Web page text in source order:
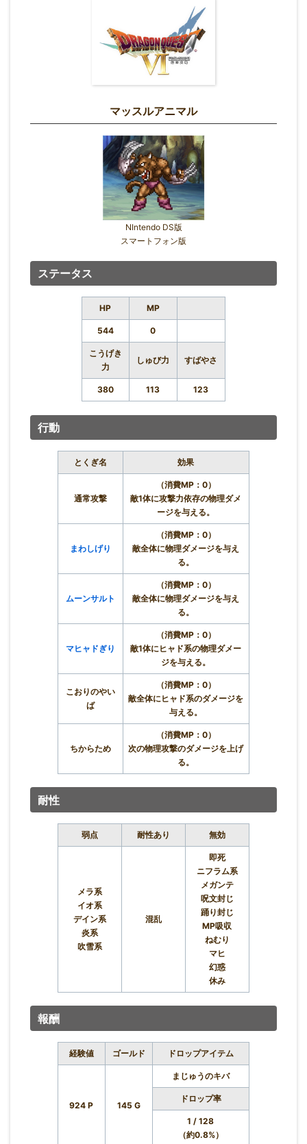
マッスルアニマル
NIntendo DS版
スマートフォン版
ステータス
HP MP
544 0
こうげき
力
しゅび力 すばやさ
380 113 123
行動
とくぎ名 効果
通常攻撃
（消費MP：0）
敵1体に攻撃力依存の物理ダメ
ージを与える。
まわしげり
（消費MP：0）
敵全体に物理ダメージを与え
る。
ムーンサルト
（消費MP：0）
敵全体に物理ダメージを与え
る。
マヒャドぎり
（消費MP：0）
敵1体にヒャド系の物理ダメー
ジを与える。
こおりのやい
ば
（消費MP：0）
敵全体にヒャド系のダメージを
与える。
ちからため
（消費MP：0）
次の物理攻撃のダメージを上げ
る。
耐性
弱点 耐性あり 無効
メラ系
イオ系
デイン系
炎系
吹雪系
混乱
即死
ニフラム系
メガンテ
呪文封じ
踊り封じ
MP吸収
ねむり
マヒ
幻惑
休み
報酬
経験値 ゴールド ドロップアイテム
924 P 145 G
まじゅうのキバ
ドロップ率
1 / 128
（約0.8%）